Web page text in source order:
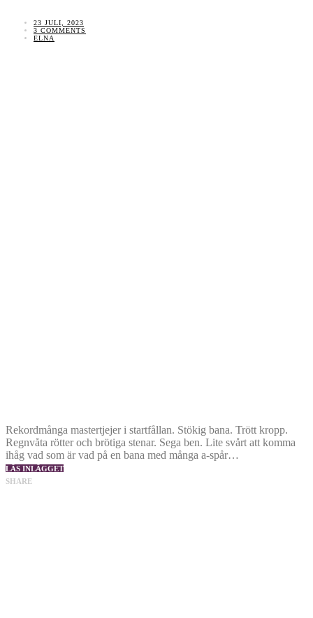
23 JULI, 2023
3 COMMENTS
ELNA
Rekordmånga mastertjejer i startfållan. Stökig bana. Trött kropp.
Regnvåta rötter och brötiga stenar. Sega ben. Lite svårt att komma
ihåg vad som är vad på en bana med många a-spår…
LÄS INLÄGGET
SHARE